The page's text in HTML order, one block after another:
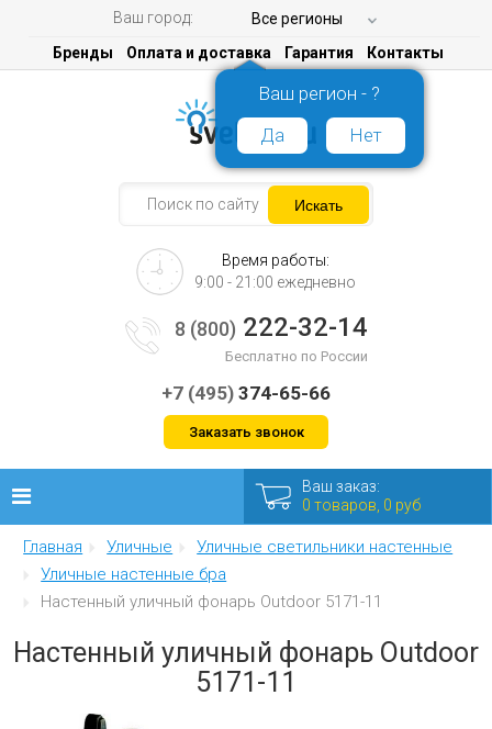
Ваш город: Все регионы
Ваш регион - ?
Да
Нет
Бренды Оплата и доставка Гарантия Контакты
Время работы:
9:00 - 21:00 ежедневно
8 (800) 222-32-14
Бесплатно по России
+7 (495) 374-65-66
Заказать звонок
Люстры
Бра
Интерьерные
Уличные
Ваш заказ:
0 товаров, 0 руб
Главная Уличные
Уличные светильники настенные
Уличные настенные бра
Настенный уличный фонарь Outdoor 5171-11
Настенный уличный фонарь Outdoor
5171-11